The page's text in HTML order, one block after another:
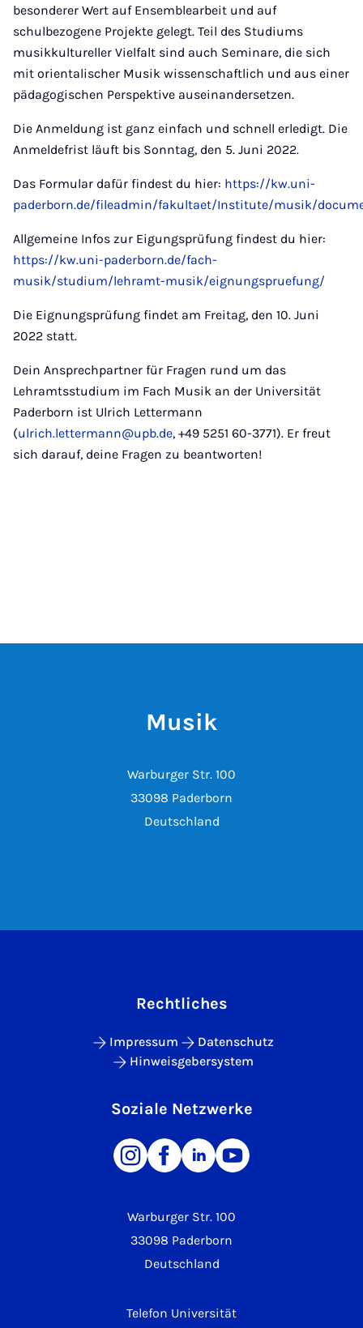
besonderer Wert auf Ensemblearbeit und auf
schulbezogene Projekte gelegt. Teil des Studiums
musikkultureller Vielfalt sind auch Seminare, die sich
mit orientalischer Musik wissenschaftlich und aus einer
pädagogischen Perspektive auseinandersetzen.
Die Anmeldung ist ganz einfach und schnell erledigt. Die
Anmeldefrist läuft bis Sonntag, den 5. Juni 2022.
Das Formular dafür findest du hier: https://kw.uni-
paderborn.de/fileadmin/fakultaet/Institute/musik/
Allgemeine Infos zur Eigungsprüfung findest du hier:
https://kw.uni-paderborn.de/fach-
musik/studium/lehramt-musik/eignungspruefung/
Die Eignungsprüfung findet am Freitag, den 10. Juni
2022 statt.
Dein Ansprechpartner für Fragen rund um das
Lehramtsstudium im Fach Musik an der Universität
Paderborn ist Ulrich Lettermann
(ulrich.lettermann@upb.de, +49 5251 60-3771). Er freut
sich darauf, deine Fragen zu beantworten!
Musik
Warburger Str. 100
33098 Paderborn
Deutschland
Warburger Str. 100
33098 Paderborn
Deutschland
Telefon Universität
Rechtliches
Impressum
Datenschutz
Hinweisgebersystem
Soziale Netzwerke